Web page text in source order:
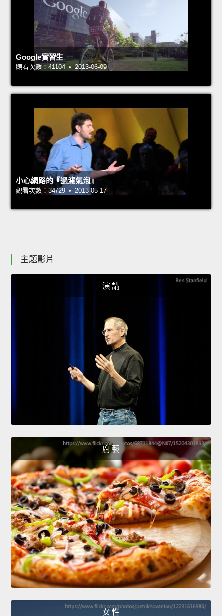
Google實習生
觀看次數：41104 • 2013-06-09
小心網路的『過濾氣泡』
觀看次數：34729 • 2013-05-17
主題影片
演 講
廚 藝
女 性